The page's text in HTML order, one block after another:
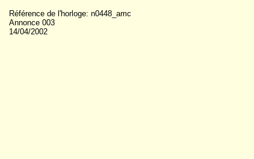
Référence de l'horloge: n0448_amc
Annonce 003
14/04/2002